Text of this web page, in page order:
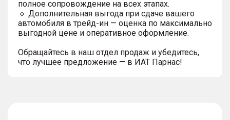
полное сопровождение на всех этапах.
🔹 Дополнительная выгода при сдаче вашего
автомобиля в трейд-ин — оценка по максимально
выгодной цене и оперативное оформление.
Обращайтесь в наш отдел продаж и убедитесь,
что лучшее предложение — в ИАТ Парнас!